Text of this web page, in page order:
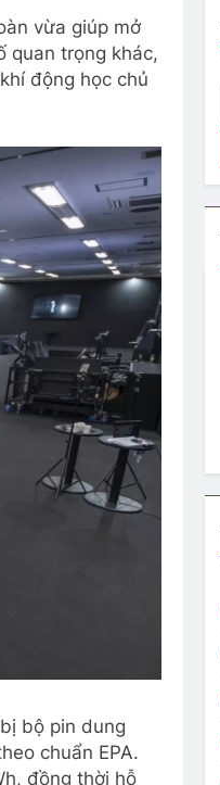
vừa giúp mở
quan trọng khác,
động học chủ
bộ pin dung
chuẩn EPA.
đồng thời hỗ